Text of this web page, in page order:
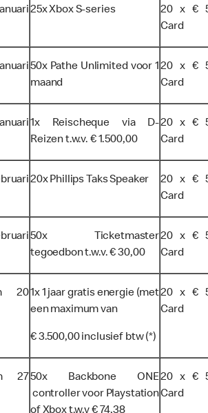
25x Xbox S-series
20 x €
Card
50x Pathe Unlimited voor 1
maand
20 x €
Card
1x Reischeque via D-
Reizen t.w.v. € 1.500,00
20 x €
Card
20x Phillips Taks Speaker
20 x €
Card
50x Ticketmaster
tegoedbon t.w.v. € 30,00
20 x €
Card
201x 1 jaar gratis energie (met
een maximum van
€ 3.500,00 inclusief btw (*)
20 x €
Card
2750x Backbone ONE
controller voor Playstation
20 x €
Card